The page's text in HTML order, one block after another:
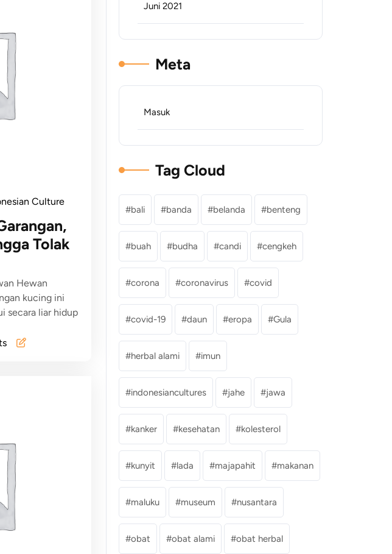
Culture
Tolak
Hewan
kucing ini
secara liar hidup
Juni 2021
Meta
Masuk
Tag Cloud
bali banda belanda benteng
buah budha candi cengkeh
corona coronavirus covid
covid-19 daun eropa Gula
herbal alami imun
indonesiancultures jahe jawa
kanker kesehatan kolesterol
kunyit lada majapahit makanan
maluku museum nusantara
obat obat alami obat herbal